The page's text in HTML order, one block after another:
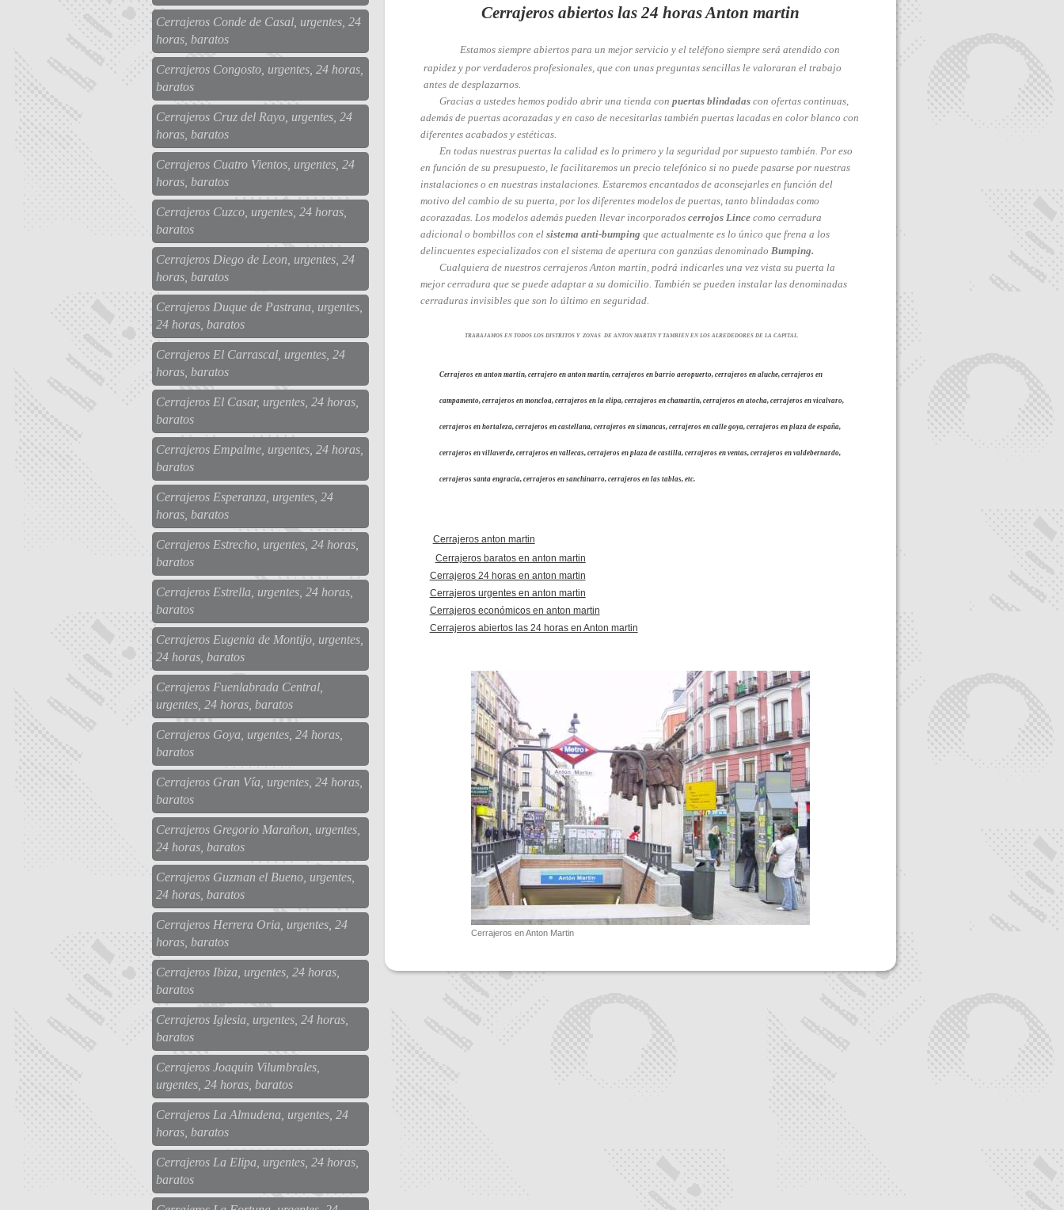
Cerrajeros Conde de Casal, urgentes, 24
horas, baratos
Cerrajeros Congosto, urgentes, 24 horas,
baratos
Cerrajeros Cruz del Rayo, urgentes, 24
horas, baratos
Cerrajeros Cuatro Vientos, urgentes, 24
horas, baratos
Cerrajeros Cuzco, urgentes, 24 horas,
baratos
Cerrajeros Diego de Leon, urgentes, 24
horas, baratos
Cerrajeros Duque de Pastrana, urgentes,
24 horas, baratos
Cerrajeros El Carrascal, urgentes, 24
horas, baratos
Cerrajeros El Casar, urgentes, 24 horas,
baratos
Cerrajeros Empalme, urgentes, 24 horas,
baratos
Cerrajeros Esperanza, urgentes, 24
horas, baratos
Cerrajeros Estrecho, urgentes, 24 horas,
baratos
Cerrajeros Estrella, urgentes, 24 horas,
baratos
Cerrajeros Eugenia de Montijo, urgentes,
24 horas, baratos
Cerrajeros Fuenlabrada Central,
urgentes, 24 horas, baratos
Cerrajeros Goya, urgentes, 24 horas,
baratos
Cerrajeros Gran Vía, urgentes, 24 horas,
baratos
Cerrajeros Gregorio Marañon, urgentes,
24 horas, baratos
Cerrajeros Guzman el Bueno, urgentes,
24 horas, baratos
Cerrajeros Herrera Oria, urgentes, 24
horas, baratos
Cerrajeros Ibiza, urgentes, 24 horas,
baratos
Cerrajeros Iglesia, urgentes, 24 horas,
baratos
Cerrajeros Joaquin Vilumbrales,
urgentes, 24 horas, baratos
Cerrajeros La Almudena, urgentes, 24
horas, baratos
Cerrajeros La Elipa, urgentes, 24 horas,
baratos
Cerrajeros abiertos las 24 horas Anton martin
Estamos siempre abiertos para un mejor servicio y el teléfono siempre será atendido con
rapidez y por verdaderos profesionales, que con unas preguntas sencillas le valoraran el trabajo
antes de desplazarnos.
Gracias a ustedes hemos podido abrir una tienda con puertas blindadascon ofertas continuas,
además de puertas acorazadas y en caso de necesitarlas también puertas lacadas en color blanco con
diferentes acabados y estéticas.
En todas nuestras puertas la calidad es lo primero y la seguridad por supuesto también. Por eso
en función de su presupuesto, le facilitaremos un precio telefónico si no puede pasarse por nuestras
instalaciones o en nuestras instalaciones. Estaremos encantados de aconsejarles en función del
motivo del cambio de su puerta, por los diferentes modelos de puertas, tanto blindadas como
acorazadas. Los modelos además pueden llevar incorporados cerrojos Lincecomo cerradura
adicional o bombillos con el sistema anti-bumping que actualmente es lo único que frena a los
delincuentes especializados con el sistema de apertura con ganzúas denominado Bumping.
Cualquiera de nuestros cerrajeros Anton martin, podrá indicarles una vez vista su puerta la
mejor cerradura que se puede adaptar a su domicilio. También se pueden instalar las denominadas
cerraduras invisibles que son lo último en seguridad.
TRABAJAMOS EN TODOS LOS DISTRITOS Y ZONAS DE ANTON MARTIN Y TAMBIEN EN LOS ALREDEDORES DE LA CAPITAL.
Cerrajeros en anton martin, cerrajero en anton martin, cerrajeros en barrio aeropuerto, cerrajeros en aluche, cerrajeros en
campamento, cerrajeros en moncloa, cerrajeros en la elipa, cerrajeros en chamartin, cerrajeros en atocha, cerrajeros en vicalvaro,
cerrajeros en hortaleza, cerrajeros en castellana, cerrajeros en simancas, cerrajeros en calle goya, cerrajeros en plaza de españa,
cerrajeros en villaverde, cerrajeros en vallecas, cerrajeros en plaza de castilla, cerrajeros en ventas, cerrajeros en valdebernardo,
cerrajeros santa engracia, cerrajeros en sanchinarro, cerrajeros en las tablas, etc.
Cerrajeros anton martin
Cerrajeros baratos en anton martin
Cerrajeros 24 horas en anton martin
Cerrajeros urgentes en anton martin
Cerrajeros económicos en anton martin
Cerrajeros abiertos las 24 horas en Anton martin
Cerrajeros en Anton Martin